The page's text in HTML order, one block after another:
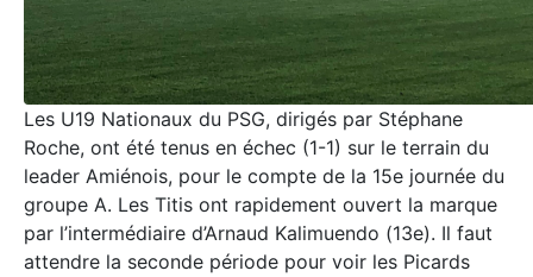
Les U19 Nationaux du PSG, dirigés par Stéphane
Roche, ont été tenus en échec (1-1) sur le terrain du
leader Amiénois, pour le compte de la 15e journée du
groupe A. Les Titis ont rapidement ouvert la marque
par l’intermédiaire d’Arnaud Kalimuendo (13e). Il faut
attendre la seconde période pour voir les Picards